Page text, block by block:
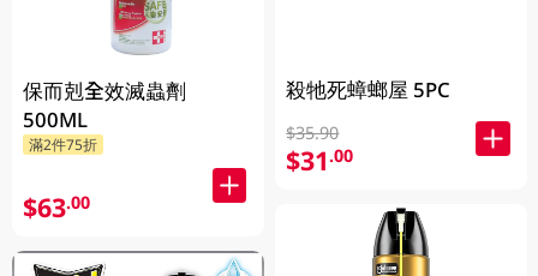
保而剋全效滅蟲劑
500ML
滿2件75折
$63.00
殺牠死蟑螂屋 5PC
$35.90
$31.00